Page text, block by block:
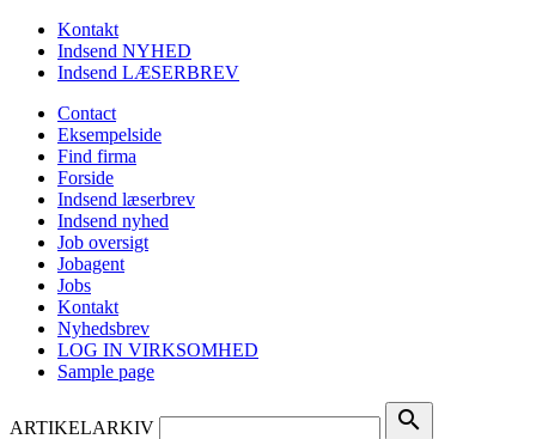
Kontakt
Indsend NYHED
Indsend LÆSERBREV
Contact
Eksempelside
Find firma
Forside
Indsend læserbrev
Indsend nyhed
Job oversigt
Jobagent
Jobs
Kontakt
Nyhedsbrev
LOG IN VIRKSOMHED
Sample page
ARTIKELARKIV search